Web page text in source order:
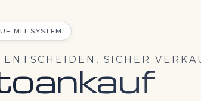
MIT SYSTEM
ENTSCHEIDEN, SICHER